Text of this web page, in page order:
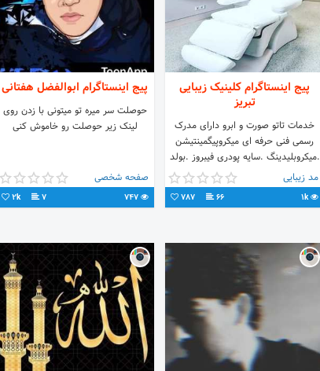
پیج اینستاگرام کلینیک زیبایی
تبریز
خدمات تاتو صورت و ابرو دارای مدرک
رسمی فنی حرفه ای میکروپیگمینتیشن
.میکروبلیدینگ .سایه پودری فیبروز .بولد
بروز .فشن بروز . ژل وبوتاکس
#تبریز#زیبایی
مد زیبایی
1k
66
787
پیج اینستاگرام ابوالفضل هفتانی
حوصلت سر میره تو میتونی با زدن روی
لینک زیر حوصلت رو خاموش کنی
صفحه شخصی
747
7
2k